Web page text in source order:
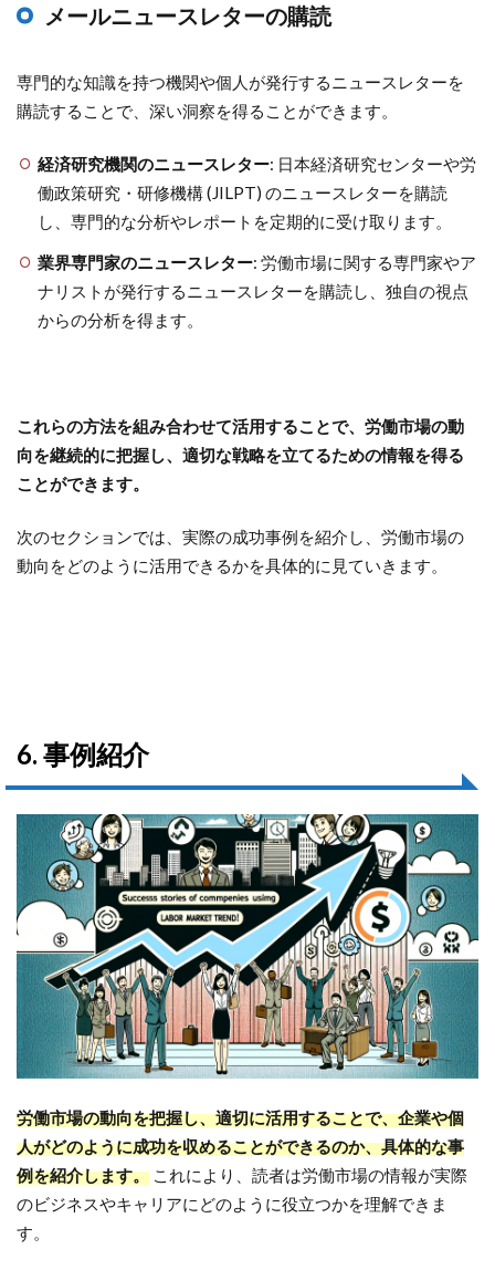
メールニュースレターの購読
専門的な知識を持つ機関や個人が発行するニュースレターを
購読することで、深い洞察を得ることができます。
経済研究機関のニュースレター: 日本経済研究センターや労
働政策研究・研修機構 (JILPT) のニュースレターを購読
し、専門的な分析やレポートを定期的に受け取ります。
業界専門家のニュースレター: 労働市場に関する専門家やア
ナリストが発行するニュースレターを購読し、独自の視点
からの分析を得ます。
これらの方法を組み合わせて活用することで、労働市場の動
向を継続的に把握し、適切な戦略を立てるための情報を得る
ことができます。
次のセクションでは、実際の成功事例を紹介し、労働市場の
動向をどのように活用できるかを具体的に見ていきます。
6. 事例紹介
労働市場の動向を把握し、適切に活用することで、企業や個
人がどのように成功を収めることができるのか、具体的な事
例を紹介します。 これにより、読者は労働市場の情報が実際
のビジネスやキャリアにどのように役立つかを理解できま
す。